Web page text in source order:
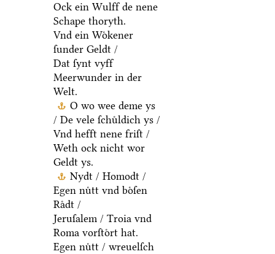
Ock ein Wulff de nene
Schape thoryth.
Vnd ein Woͤkener
ſunder Geldt /
Dat ſynt vyff
Meerwunder in der
Welt.
O wo wee deme ys
/ De vele ſchuͤldich ys /
Vnd hefft nene friſt /
Weth ock nicht wor
Geldt ys.
Nydt / Homodt /
Egen nuͤtt vnd boͤſen
Raͤdt /
Jeruſalem / Troia vnd
Roma vorſtoͤrt hat.
Egen nuͤtt / wreuelſch